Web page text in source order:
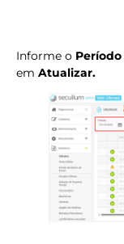
Informe o Período
em Atualizar.